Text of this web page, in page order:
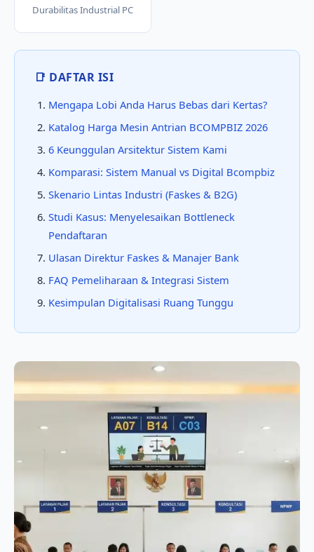
Durabilitas Industrial PC
📑 DAFTAR ISI
Mengapa Lobi Anda Harus Bebas dari Kertas?
Katalog Harga Mesin Antrian BCOMPBIZ 2026
6 Keunggulan Arsitektur Sistem Kami
Komparasi: Sistem Manual vs Digital Bcompbiz
Skenario Lintas Industri (Faskes & B2G)
Studi Kasus: Menyelesaikan Bottleneck
Pendaftaran
Ulasan Direktur Faskes & Manajer Bank
FAQ Pemeliharaan & Integrasi Sistem
Kesimpulan Digitalisasi Ruang Tunggu